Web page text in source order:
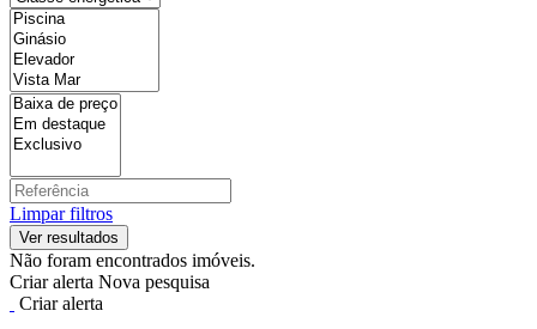
Limpar filtros
Não foram encontrados imóveis.
Criar alerta Nova pesquisa
Criar alerta